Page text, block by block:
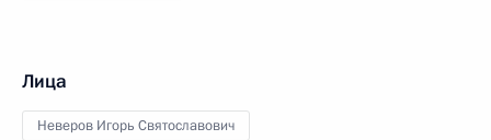
Лица
Неверов Игорь Святославович